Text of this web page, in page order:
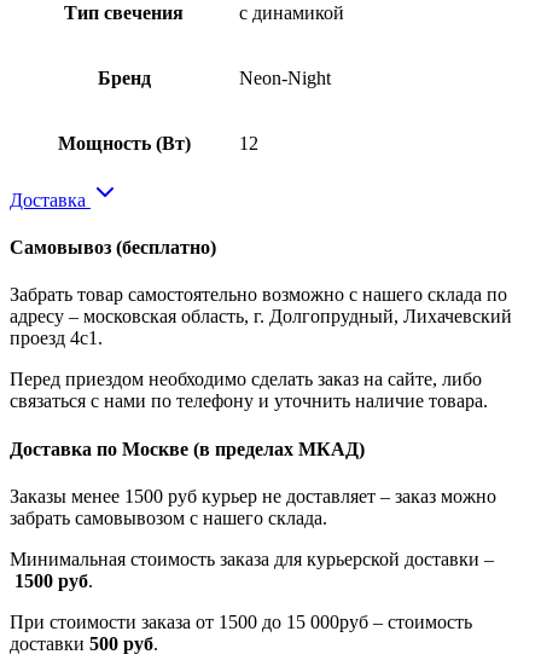
Тип свечения с динамикой
Бренд Neon-Night
Мощность (Вт) 12
Доставка
Самовывоз (бесплатно)
Забрать товар самостоятельно возможно с нашего склада по
адресу – московская область, г. Долгопрудный, Лихачевский
проезд 4с1.
Перед приездом необходимо сделать заказ на сайте, либо
связаться с нами по телефону и уточнить наличие товара.
Доставка по Москве (в пределах МКАД)
Заказы менее 1500 руб курьер не доставляет – заказ можно
забрать самовывозом с нашего склада.
Минимальная стоимость заказа для курьерской доставки –
1500 руб.
При стоимости заказа от 1500 до 15 000руб – стоимость
доставки 500 руб.